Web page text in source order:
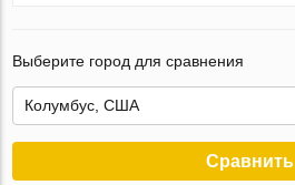
Выберите город для сравнения
Сравнить